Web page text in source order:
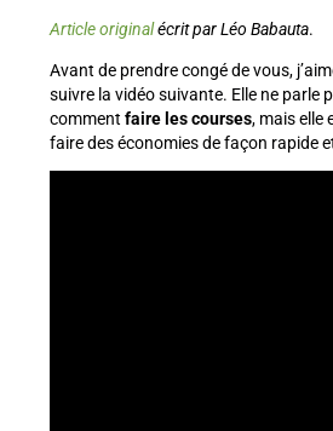
Article originalécrit par Léo Babauta.
Avant de prendre congé de vous,
suivre la vidéo suivante. Elle ne parle
comment faire les courses, mais elle
faire des économies de façon rapide